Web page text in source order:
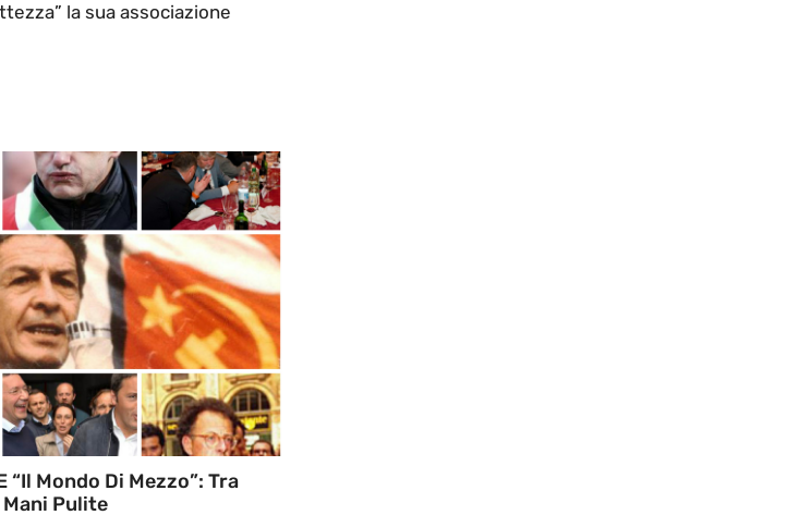
la sua associazione
“Il Mondo Di Mezzo”: Tra
Pulite